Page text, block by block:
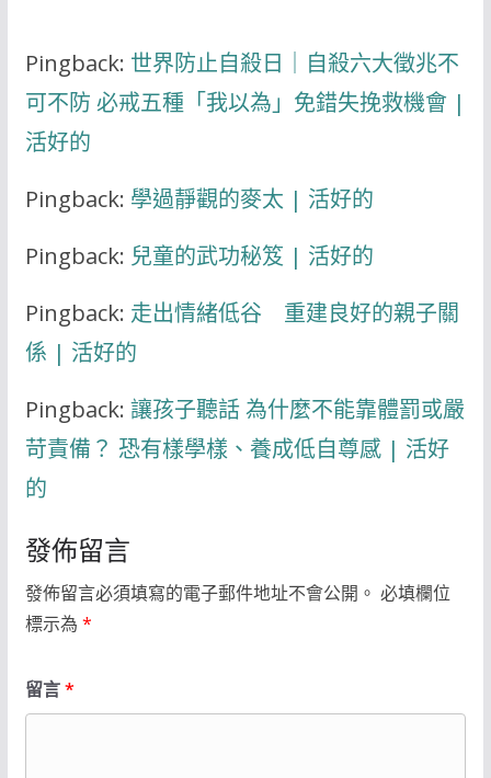
Pingback: 世界防止自殺日｜自殺六大徵兆不
可不防 必戒五種「我以為」免錯失挽救機會 |
活好的
Pingback: 學過靜觀的麥太 | 活好的
Pingback: 兒童的武功秘笈 | 活好的
Pingback: 走出情緒低谷 重建良好的親子關
係 | 活好的
Pingback: 讓孩子聽話 為什麼不能靠體罰或嚴
苛責備？ 恐有樣學樣、養成低自尊感 | 活好
的
發佈留言
發佈留言必須填寫的電子郵件地址不會公開。 必填欄位
標示為 *
留言*